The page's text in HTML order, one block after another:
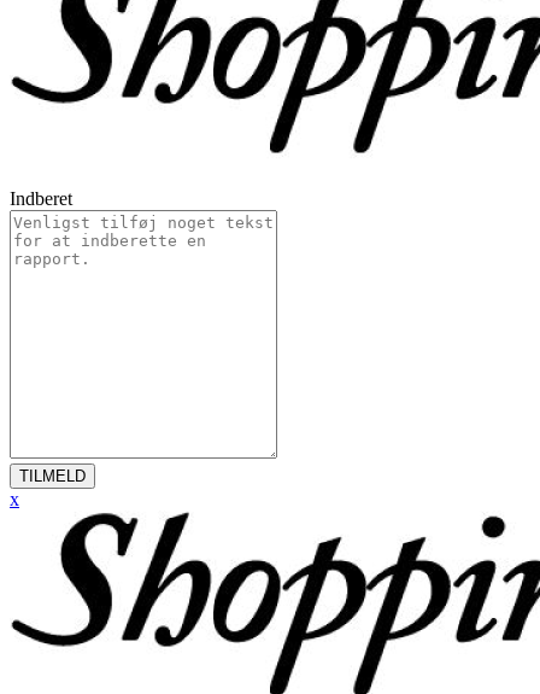
Indberet
TILMELD
x